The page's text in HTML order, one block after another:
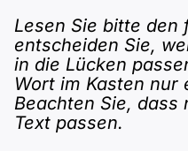
Beruf
telc
Goethe
Türkisch
Ukrainisch
A1 DTZ
A1 telc
A1 Goethe
A2 Allgemein
A2 DTZ
A2 telc
B1
B1 Allgemein
B2
Lesen Sie bitte den
entscheiden Sie,
in die Lücken
Wort im Kasten nur
Beachten Sie, dass
Text passen.